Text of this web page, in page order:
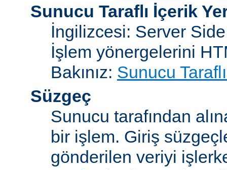
Sunucu Taraflı İçerik
İngilizcesi: Server
İşlem yönergelerini
Bakınız: Sunucu
Süzgeç
Sunucu tarafından
bir işlem. Giriş
gönderilen veriyi